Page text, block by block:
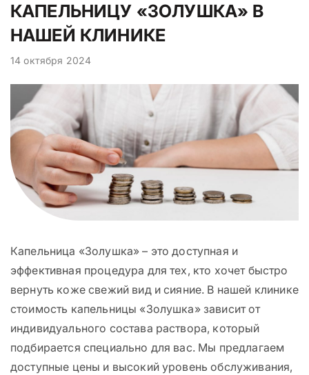
КАПЕЛЬНИЦУ «ЗОЛУШКА» В
НАШЕЙ КЛИНИКЕ
14 октября 2024
Капельница «Золушка» – это доступная и
эффективная процедура для тех, кто хочет быстро
вернуть коже свежий вид и сияние. В нашей клинике
стоимость капельницы «Золушка» зависит от
индивидуального состава раствора, который
подбирается специально для вас. Мы предлагаем
доступные цены и высокий уровень обслуживания,